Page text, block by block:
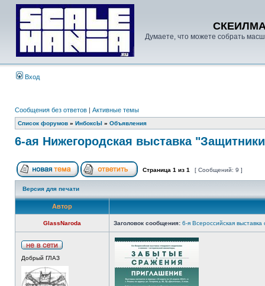
Думаете, что можете собрать
Вход
Сообщения без ответов | Активные темы
Список форумов » ИнбоксЫ » Объявления
6-ая Нижегородская выставка
Страница 1 из 1 [ Сообщений: 9 ]
Версия для печати
Автор
GlassNaroda Заголовок сообщения: 6-я Всероссийская
Добрый ГЛАЗ